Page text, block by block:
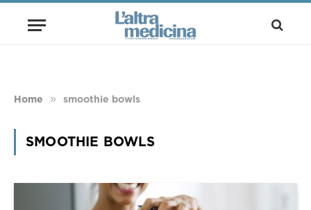
Home » smoothie bowls
SMOOTHIE BOWLS